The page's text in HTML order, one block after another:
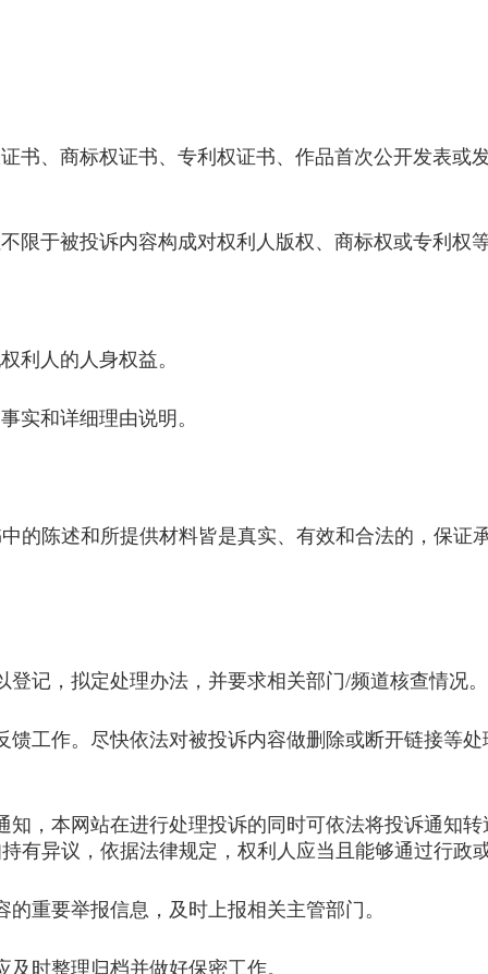
、商标权证书、专利权证书、作品首次公开发表或
于被投诉内容构成对权利人版权、商标权或专利权
人的人身权益。
和详细理由说明。
陈述和所提供材料皆是真实、有效和合法的，保证
，拟定处理办法，并要求相关部门/频道核查情况。
作。尽快依法对被投诉内容做删除或断开链接等处
本网站在进行处理投诉的同时可依法将投诉通知转
有异议，依据法律规定，权利人应当且能够通过行政
要举报信息，及时上报相关主管部门。
时整理归档并做好保密工作。